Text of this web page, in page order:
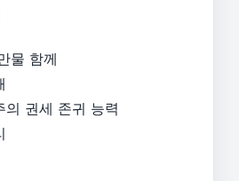
물 함께
의 권세 존귀 능력